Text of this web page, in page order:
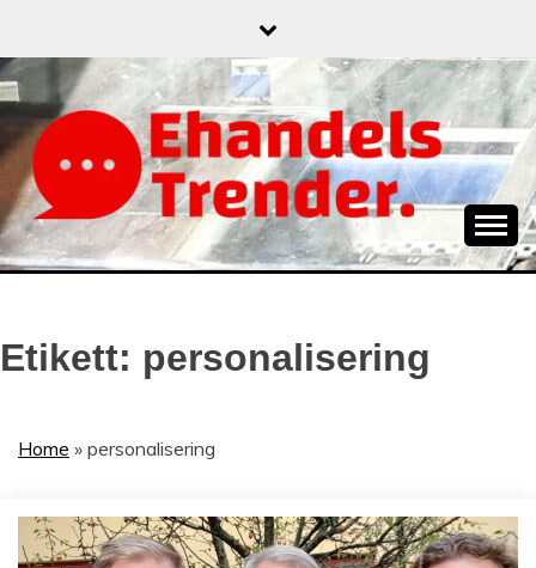
content
När allt blir e-handel
Etikett: personalisering
Home » personalisering